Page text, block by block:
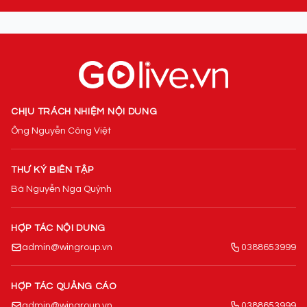
CHỊU TRÁCH NHIỆM NỘI DUNG
Ông Nguyễn Công Việt
THƯ KÝ BIÊN TẬP
Bà Nguyễn Nga Quỳnh
HỢP TÁC NỘI DUNG
admin@wingroup.vn
0388653999
HỢP TÁC QUẢNG CÁO